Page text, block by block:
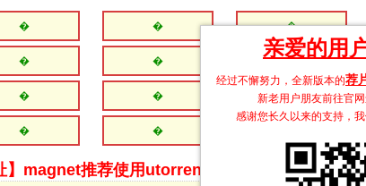
� � �
� � �
� � �
� �
】magnet推荐使用utorrent、BitComet等bt客户
亲爱的用
经过不懈努力，全新版本的荐
新老用户朋友前往官网
感谢您长久以来的支持，